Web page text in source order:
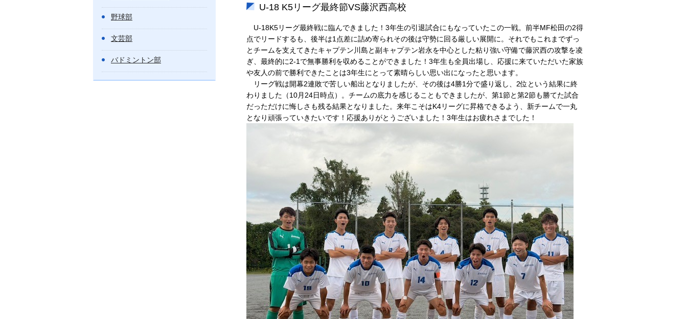
野球部
文芸部
バドミントン部
U-18 K5リーグ最終節VS藤沢西高校
U-18K5リーグ最終戦に臨んできました！3年生の引退試合にもなっていたこの一戦。前半MF松田の2得
点でリードするも、後半は1点差に詰め寄られその後は守勢に回る厳しい展開に。それでもこれまでずっ
とチームを支えてきたキャプテン川島と副キャプテン岩永を中心とした粘り強い守備で藤沢西の攻撃を凌
ぎ、最終的に2-1で無事勝利を収めることができました！3年生も全員出場し、応援に来ていただいた家族
や友人の前で勝利できたことは3年生にとって素晴らしい思い出になったと思います。
リーグ戦は開幕2連敗で苦しい船出となりましたが、その後は4勝1分で盛り返し、2位という結果に終
わりました（10月24日時点）。チームの底力を感じることもできましたが、第1節と第2節も勝てた試合
だっただけに悔しさも残る結果となりました。来年こそはK4リーグに昇格できるよう、新チームで一丸
となり頑張っていきたいです！応援ありがとうございました！3年生はお疲れさまでした！